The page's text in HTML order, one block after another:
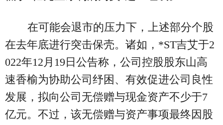
在可能会退市的压力下，上述部分个股
在去年底进行突击保壳。诸如，*ST吉艾于2
022年12月19日公告称，公司控股股东山高
速香榆为协助公司纾困、有效促进公司良性
发展，拟向公司无偿赠与现金资产不少于7
亿元。不过，该无偿赠与资产事项最终因股